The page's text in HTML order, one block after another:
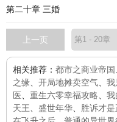
第二十章 三婚
上一页
相关推荐： 都市之商业帝国
之缘
开局地摊卖空气 我
医
重生六零幸福攻略 我
天王
盛世年华 胜诉才是